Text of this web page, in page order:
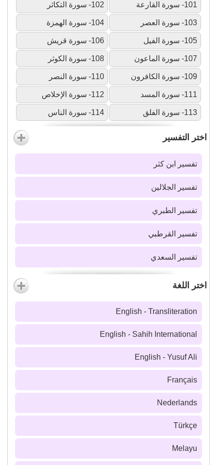
101- سورة القارعة 102- سورة التكاثر
103- سورة العصر 104- سورة الهمزة
105- سورة الفيل 106- سورة قريش
107- سورة الماعون 108- سورة الكوثر
109- سورة الكافرون 110- سورة النصر
111- سورة المسد 112- سورة الإخلاص
113- سورة الفلق 114- سورة الناس
اختر التفسير
تفسير ابن كثر
تفسير الجلالين
تفسير الطبري
تفسير القرطبي
تفسير السعدي
اختر اللغة
English - Transliteration
English - Sahih International
English - Yusuf Ali
Français
Nederlands
Türkçe
Melayu